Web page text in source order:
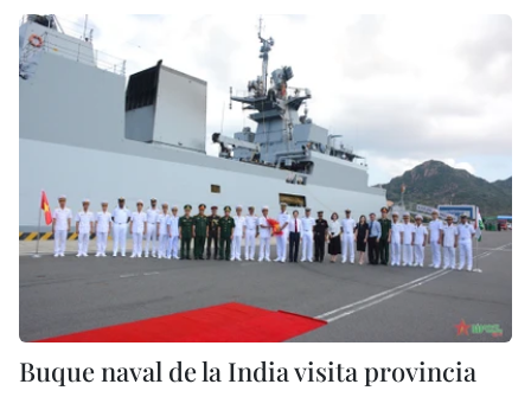
Buque naval de la India visita provincia